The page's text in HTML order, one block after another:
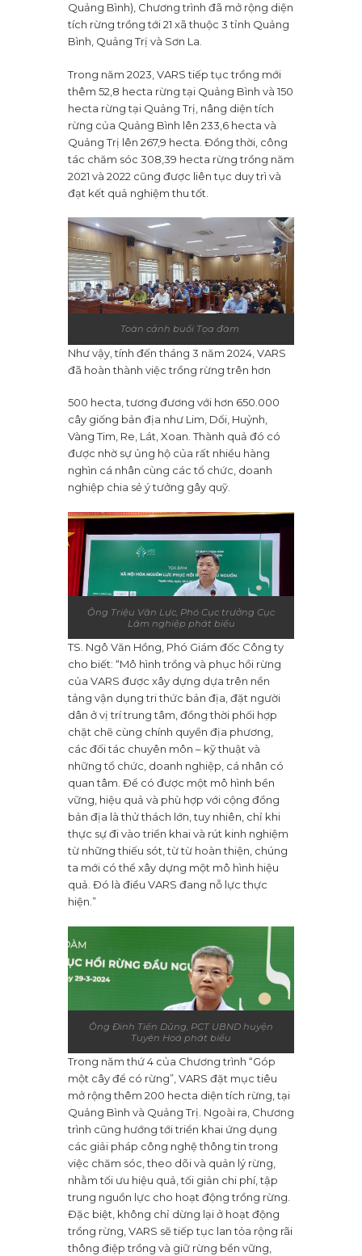
Quảng Bình), Chương trình đã mở rộng diện
tích rừng trồng tới 21 xã thuộc 3 tỉnh Quảng
Bình, Quảng Trị và Sơn La.
Trong năm 2023, VARS tiếp tục trồng mới
thêm 52,8 hecta rừng tại Quảng Bình và 150
hecta rừng tại Quảng Trị, nâng diện tích
rừng của Quảng Bình lên 233,6 hecta và
Quảng Trị lên 267,9 hecta. Đồng thời, công
tác chăm sóc 308,39 hecta rừng trồng năm
2021 và 2022 cũng được liên tục duy trì và
đạt kết quả nghiệm thu tốt.
Toàn cảnh buổi Tọa đàm
Như vậy, tính đến tháng 3 năm 2024, VARS
đã hoàn thành việc trồng rừng trên hơn
500 hecta, tương đương với hơn 650.000
cây giống bản địa như Lim, Dổi, Huỷnh,
Vàng Tim, Re, Lát, Xoan. Thành quả đó có
được nhờ sự ủng hộ của rất nhiều hàng
nghìn cá nhân cùng các tổ chức, doanh
nghiệp chia sẻ ý tưởng gây quỹ.
Ông Triệu Văn Lực, Phó Cục trưởng Cục
Lâm nghiệp phát biểu
TS. Ngô Văn Hồng, Phó Giám đốc Công ty
cho biết: “Mô hình trồng và phục hồi rừng
của VARS được xây dựng dựa trên nền
tảng vận dụng tri thức bản địa, đặt người
dân ở vị trí trung tâm, đồng thời phối hợp
chặt chẽ cùng chính quyền địa phương,
các đối tác chuyên môn – kỹ thuật và
những tổ chức, doanh nghiệp, cá nhân có
quan tâm. Để có được một mô hình bền
vững, hiệu quả và phù hợp với cộng đồng
bản địa là thử thách lớn, tuy nhiên, chỉ khi
thực sự đi vào triển khai và rút kinh nghiệm
từ những thiếu sót, từ từ hoàn thiện, chúng
ta mới có thể xây dựng một mô hình hiệu
quả. Đó là điều VARS đang nỗ lực thực
hiện.”
Ông Đinh Tiến Dũng, PCT UBND huyện
Tuyên Hoá phát biểu
Trong năm thứ 4 của Chương trình “Góp
một cây để có rừng”, VARS đặt mục tiêu
mở rộng thêm 200 hecta diện tích rừng, tại
Quảng Bình và Quảng Trị. Ngoài ra, Chương
trình cũng hướng tới triển khai ứng dụng
các giải pháp công nghệ thông tin trong
việc chăm sóc, theo dõi và quản lý rừng,
nhằm tối ưu hiệu quả, tối giản chi phí, tập
trung nguồn lực cho hoạt động trồng rừng.
Đặc biệt, không chỉ dừng lại ở hoạt động
trồng rừng, VARS sẽ tiếp tục lan tỏa rộng rãi
thông điệp trồng và giữ rừng bền vững,